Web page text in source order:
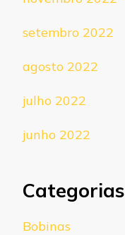
setembro 2022
agosto 2022
julho 2022
junho 2022
Categorias
Bobinas